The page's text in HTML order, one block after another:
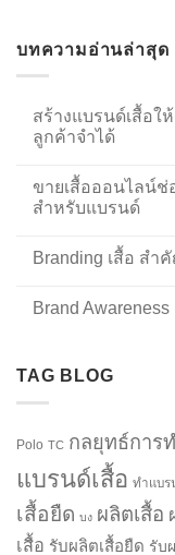
บทความอ่านล่าสุด
สร้างแบรนด์เสื้อใ
ลูกค้าจำได้
ขายเสื้อออนไลน์ช่
สำหรับแบรนด์
Branding เสื้อ สำ
Brand
TAG BLOG
Polo TC กลยุทธ์การ
แบรนด์เสื้อ ทำแบร
เสื้อยืด บง ผลิตเสื้อ
เสื้อ รับผลิตเสื้อยืด รับ